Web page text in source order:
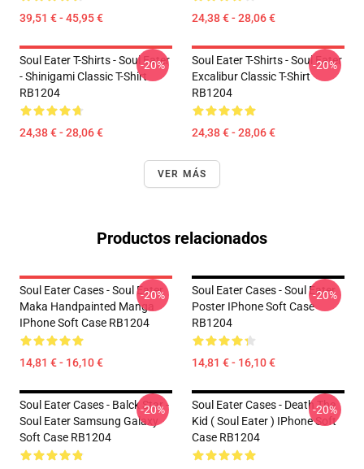
39,51 € - 45,95 € 24,38 € - 28,06 €
Soul Eater T-Shirts - Soul Eater
- Shinigami Classic T-Shirt
RB1204
24,38 € - 28,06 €
-20%
Soul Eater T-Shirts - Soul Eater
Excalibur Classic T-Shirt
RB1204
24,38 € - 28,06 €
-20%
VER MÁS
Productos relacionados
Soul Eater Cases - Soul Eater
Maka Handpainted Manga
IPhone Soft Case RB1204
14,81 € - 16,10 €
-20%
Soul Eater Cases - Soul Eater
Poster IPhone Soft Case
RB1204
14,81 € - 16,10 €
-20%
Soul Eater Cases - Balck Star -
Soul Eater Samsung Galaxy
Soft Case RB1204
-20%
Soul Eater Cases - Death The
Kid ( Soul Eater ) IPhone Soft
Case RB1204
-20%